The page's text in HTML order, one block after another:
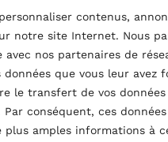
contenus,
notre site Internet. Nous
nos partenaires de
que vous leur avez
le transfert de vos
conséquent, ces
plus amples informations à
(FE), Italy